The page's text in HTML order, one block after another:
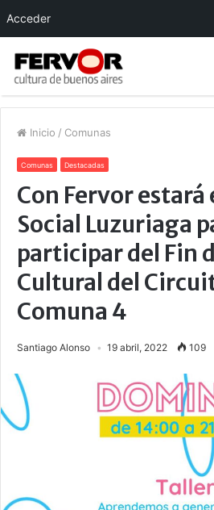
Inicio / Comunas
Comunas Destacadas
Con Fervor estará
Social Luzuriaga
participar del Fin
Cultural del
Comuna 4
Santiago Alonso 19 abril, 2022 109
Acceder